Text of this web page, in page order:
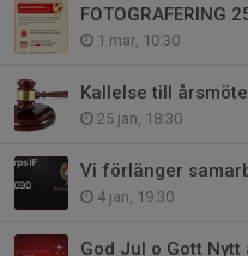
FOTOGRAFERING
1 mar, 10:30
Kallelse till
25 jan, 18:30
Vi förlänger
4 jan, 19:30
God Jul o Gott